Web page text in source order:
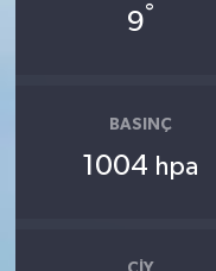
9°
BASINÇ
1004 hpa